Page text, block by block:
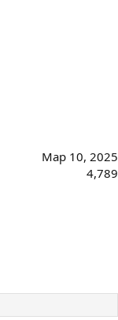
Мар 10, 2025
4,789